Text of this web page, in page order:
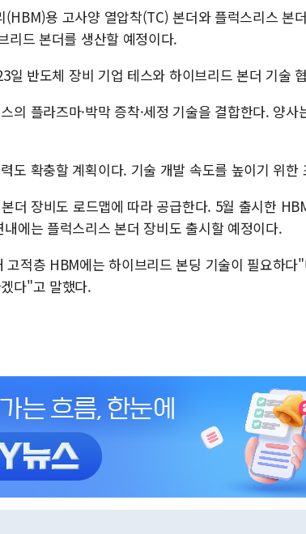
(HBM)용 고사양 열압착(TC) 본더와 플럭스리스 본
리드 본더를 생산할 예정이다.
일 반도체 장비 기업 테스와 하이브리드 본더 기술
의 플라즈마·박막 증착·세정 기술을 결합한다. 양
도 확충할 계획이다. 기술 개발 속도를 높이기 위한
더 장비도 로드맵에 따라 공급한다. 5월 출시한
에는 플럭스리스 본더 장비도 출시할 예정이다.
적층 HBM에는 하이브리드 본딩 기술이 필요하다
다"고 말했다.